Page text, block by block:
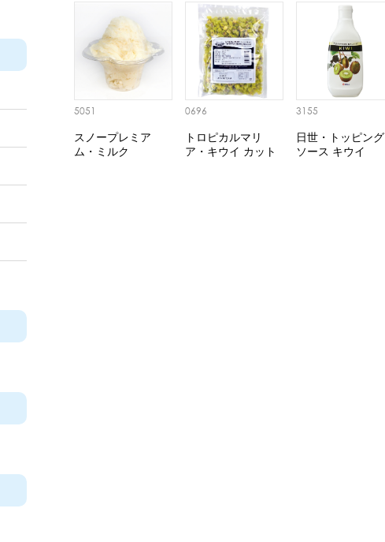
5051
スノープレミア
ム・ミルク
0696
トロピカルマリ
ア・キウイ カット
3155
日世・トッピング
ソース キウイ